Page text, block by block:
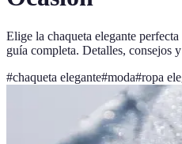
Elige la chaqueta elegante
guía completa. Detalles, consejos
#chaqueta elegante#moda#ropa